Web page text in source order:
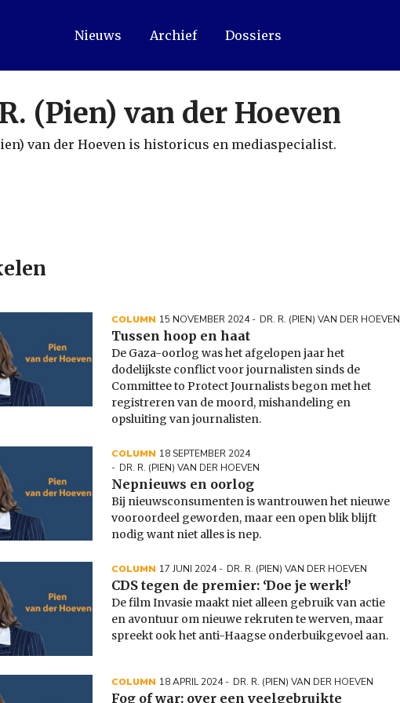
Nieuws Archief Dossiers
(Pien) van der Hoeven
van der Hoeven is historicus en mediaspecialist.
COLUMN 15 NOVEMBER 2024 DR. R. (PIEN) VAN DER HOEVEN
Tussen hoop en haat
De Gaza-oorlog was het afgelopen jaar het
dodelijkste conflict voor journalisten sinds de
Committee to Protect Journalists begon met het
registreren van de moord, mishandeling en
opsluiting van journalisten.
COLUMN 18 SEPTEMBER 2024
DR. R. (PIEN) VAN DER HOEVEN
Nepnieuws en oorlog
Bij nieuwsconsumenten is wantrouwen het nieuwe
vooroordeel geworden, maar een open blik blijft
nodig want niet alles is nep.
COLUMN 17 JUNI 2024 DR. R. (PIEN) VAN DER HOEVEN
CDS tegen de premier: ‘Doe je werk!’
De film Invasie maakt niet alleen gebruik van actie
en avontuur om nieuwe rekruten te werven, maar
spreekt ook het anti-Haagse onderbuikgevoel aan.
COLUMN 18 APRIL 2024 DR. R. (PIEN) VAN DER HOEVEN
Fog of war: over een veelgebruikte